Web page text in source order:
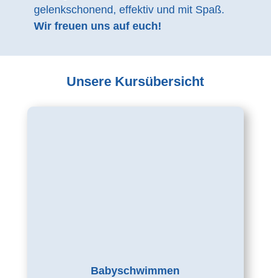
gelenkschonend, effektiv und mit Spaß.
Wir freuen uns auf euch!
Unsere Kursübersicht
Babyschwimmen